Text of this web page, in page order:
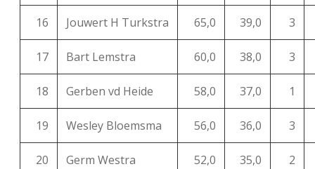
16 Jouwert H Turkstra 65,0 39,0 3
17 Bart Lemstra 60,0 38,0 3
18 Gerben vd Heide 58,0 37,0 1
19 Wesley Bloemsma 56,0 36,0 3
20 Germ Westra 52,0 35,0 2